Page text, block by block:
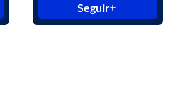
Seguir